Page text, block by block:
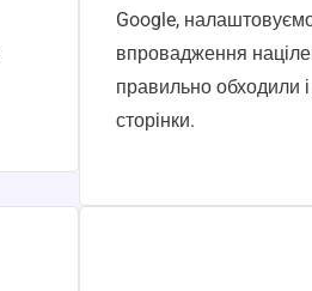
Google, налаштовуємо
впровадження
правильно обходили
сторінки.